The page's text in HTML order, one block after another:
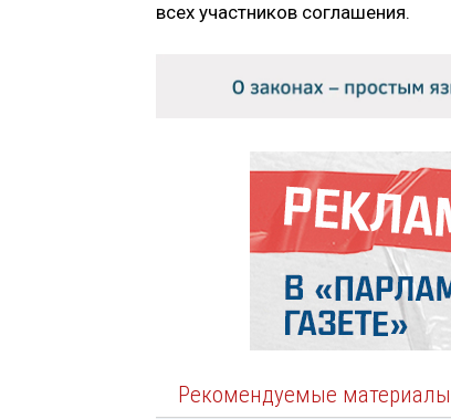
всех участников соглашения.
Рекомендуемые материалы